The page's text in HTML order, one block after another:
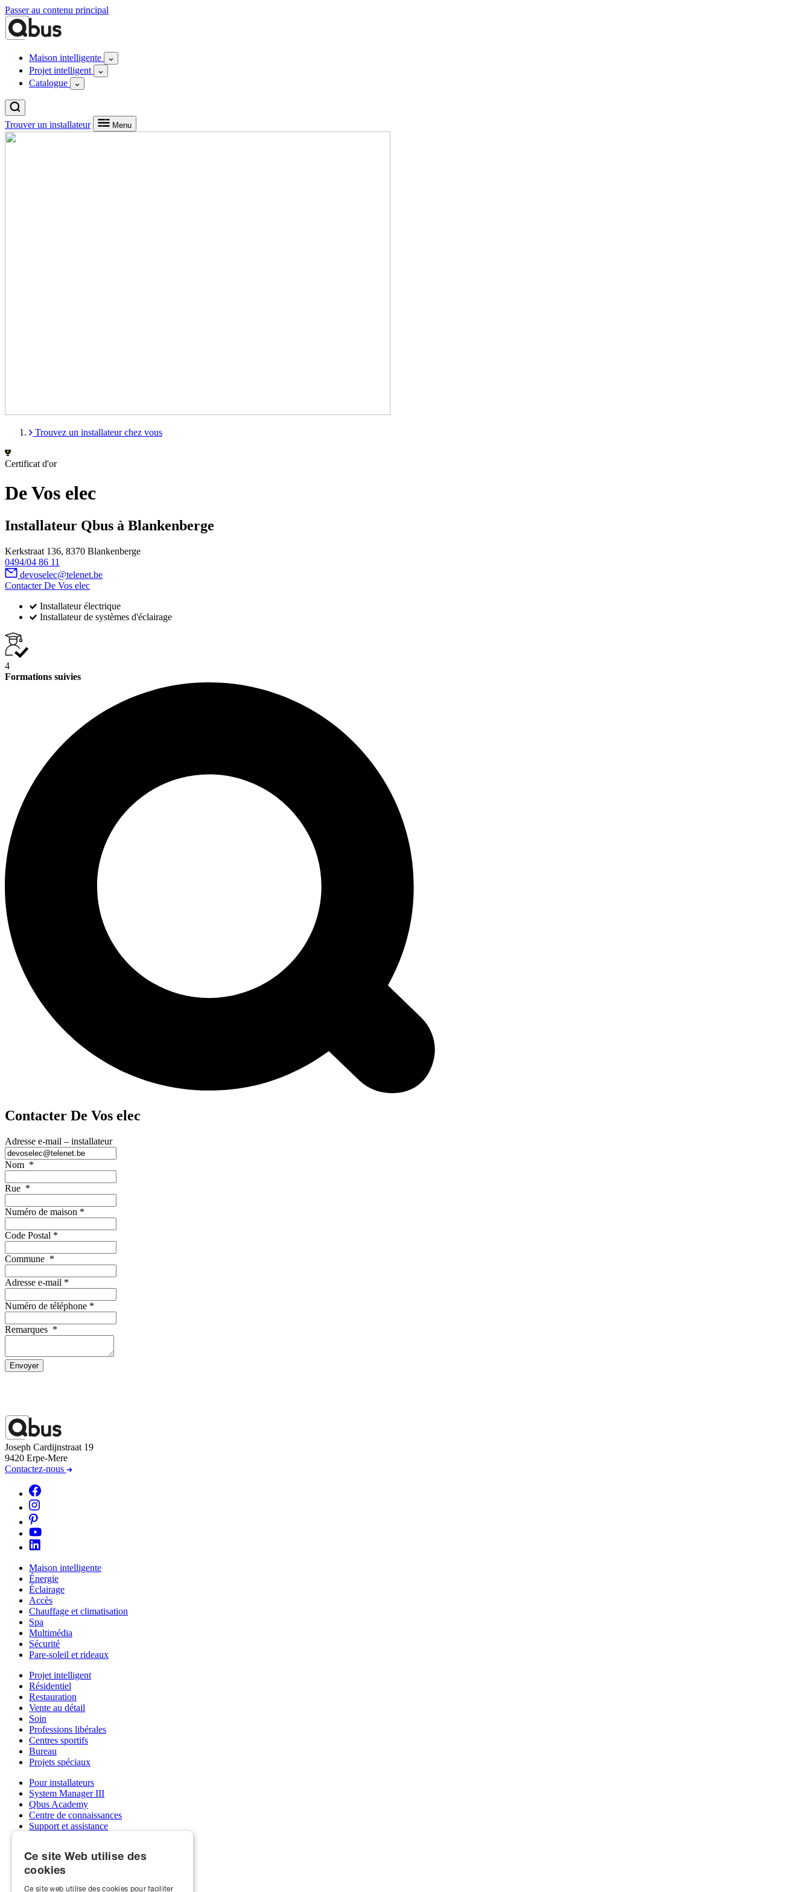
Passer au contenu principal
Maison intelligente
Projet intelligent
Catalogue
Trouver un installateur Menu
Trouvez un installateur chez vous
Certificat d'or
De Vos elec
Installateur Qbus à Blankenberge
Kerkstraat 136, 8370 Blankenberge
0494/04 86 11
devoselec@telenet.be
Contacter De Vos elec
Installateur électrique
Installateur de systèmes d'éclairage
4
Formations suivies
Contacter De Vos elec
Adresse e-mail – installateur
Nom *
Rue *
Numéro de maison *
Code Postal *
Commune *
Adresse e-mail *
Numéro de téléphone *
Remarques *
Envoyer
Joseph Cardijnstraat 19
9420 Erpe-Mere
Contactez-nous
Maison intelligente
Énergie
Éclairage
Accès
Chauffage et climatisation
Spa
Multimédia
Sécurité
Pare-soleil et rideaux
Projet intelligent
Résidentiel
Restauration
Vente au détail
Soin
Professions libérales
Centres sportifs
Bureau
Projets spéciaux
Pour installateurs
System Manager III
Qbus Academy
Centre de connaissances
Support et assistance
Devenez installateur
Qbus et écoles
Ce site Web utilise des
cookies
Ce site web utilise des cookies pour faciliter